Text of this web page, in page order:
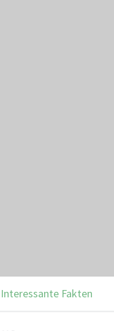
Interessante Fakten